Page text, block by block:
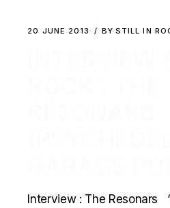
20 JUNE 2013 BY STILL IN
Interview : The Resonars